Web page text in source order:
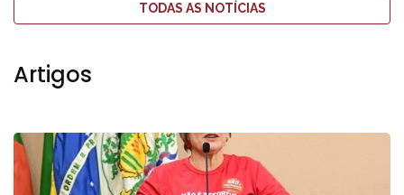
TODAS AS NOTÍCIAS
Artigos